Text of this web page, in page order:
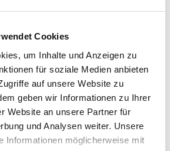
Cookies
um Inhalte und Anzeigen zu
für soziale Medien anbieten
auf unsere Website zu
geben wir Informationen zu Ihrer
Website an unsere Partner für
und Analysen weiter. Unsere
Informationen möglicherweise mit
gepufft, BIO, 250 g